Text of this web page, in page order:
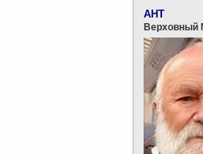
AHT
Верховный